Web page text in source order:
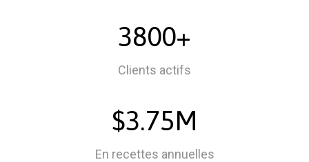
3800+
Clients actifs
$3.75M
En recettes annuelles